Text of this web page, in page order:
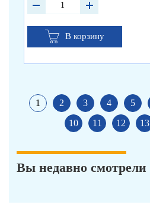
В корзину
1 2 3 4 5
10
11 12 13
Вы недавно смотрели